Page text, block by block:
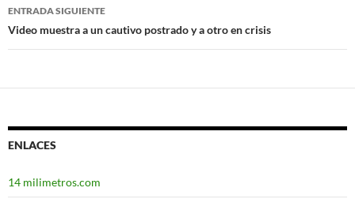
entradas
ENTRADA SIGUIENTE
Video muestra a un cautivo postrado y a otro en crisis
ENLACES
14 milimetros.com